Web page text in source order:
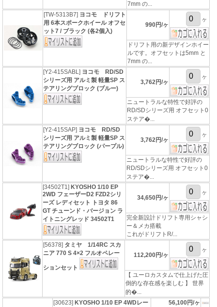
7mm の...
[TW-5313B7] ヨコモ ドリフト
用 6本スポークホイール オフセ
ット7 / ブラック (各2個入)
990円/ヶ
ヶ
ドリフト用の新デザインホイー
ルです。オフセットは5mm と
7mm の...
[Y2-415SABL] ヨコモ RD/SD
シリーズ用 アルミ製 軽量SP ス
テアリングブロック (ブルー)
3,762円/ヶ
ヶ
ニュートラルな特性で好評の
RD/SDシリーズ用 オフセット0
ステア�...
[Y2-415SAP] ヨコモ RD/SD
シリーズ用 アルミ製 軽量SP ス
テアリングブロック (パープル)
3,762円/ヶ
ヶ
ニュートラルな特性で好評の
RD/SDシリーズ用 オフセット0
ステア�...
[34502T1] KYOSHO 1/10 EP
2WD フェーザーD2 FZD2シリ
ーズ レディセット トヨタ 86
GT チューンド・バージョン ラ
イトニングレッド 34502T1
34,650円/ヶ
ヶ
完全新設計ドリフト専用シャシ
ー＆メカ搭載
これがドリフトR/...
[56378] タミヤ 1/14RC スカ
ニア 770 S 4×2 フルオペレー
ションセット
112,200円/ヶ
ヶ
【 ユーロカスタムで仕上げた圧
倒的な存在感を楽しむ 】 世界
的�...
[30623] KYOSHO 1/10 EP 4WDレー
56,100円/ヶ